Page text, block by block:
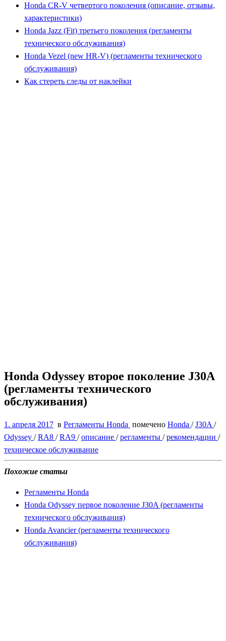
Honda CR-V четвертого поколения (описание, отзывы,
характеристики)
Honda Jazz (Fit) третьего поколения (регламенты
технического обслуживания)
Honda Vezel (new HR-V) (регламенты технического
обслуживания)
Как стереть следы от наклейки
Honda Odyssey второе поколение J30A
(регламенты технического
обслуживания)
1. апреля 2017 в Регламенты Honda помечено Honda /J30A /
Odyssey /RA8 /RA9 /описание /регламенты /рекомендации /
техническое обслуживание
Похожие статьи
Регламенты Honda
Honda Odyssey первое поколение J30A (регламенты
технического обслуживания)
Honda Avancier (регламенты технического
обслуживания)